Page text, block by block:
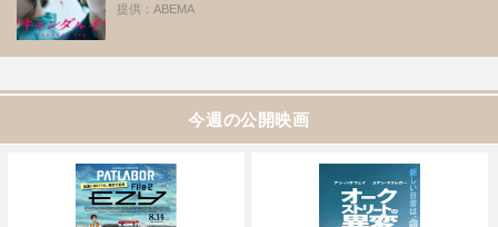
提供：ABEMA
今週の公開映画